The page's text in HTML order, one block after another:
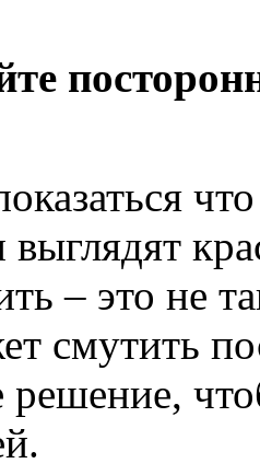
выглядят
– это не
смутить